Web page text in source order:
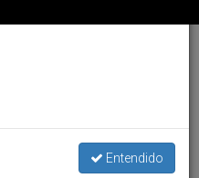
Entendido